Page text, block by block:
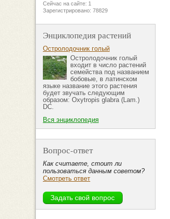
Сейчас на сайте: 1
Зарегистрировано: 78829
Энциклопедия растений
Остролодочник голый
Остролодочник голый
входит в число растений
семейства под названием
бобовые, в латинском
языке название этого растения
будет звучать следующим
образом: Oxytropis glabra (Lam.)
DC.
Вся энциклопедия
Вопрос-ответ
Как считаете, стоит ли
пользоваться данным советом?
Смотреть ответ